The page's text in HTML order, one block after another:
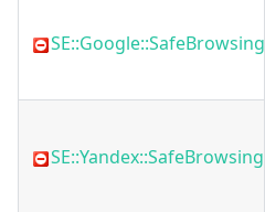
SE::Google::SafeBrowsing
SE::Yandex::SafeBrowsing